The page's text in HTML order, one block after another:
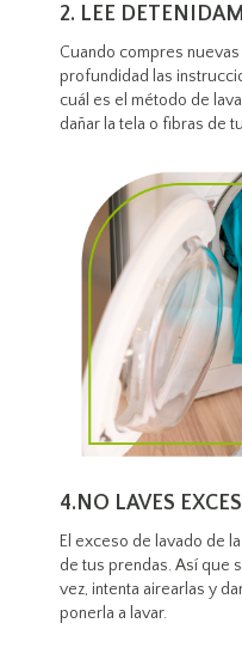
2. LEE
Cuando compres
profundidad las
cuál es el método de
dañar la tela o fibras de
4.NO LAVES
El exceso de lavado de
de tus prendas. Así que
vez, intenta airearlas y
ponerla a lavar.